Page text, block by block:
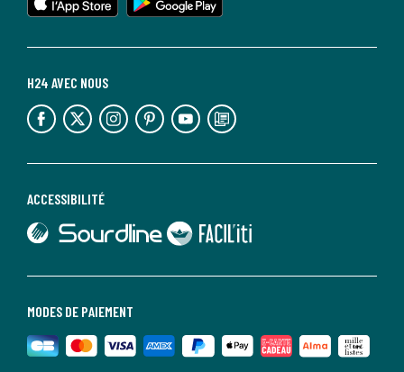
MODES DE PAIEMENT
ACCESSIBILITÉ
lien vers Sourdline
lien vers Faciliti
H24 AVEC NOUS
lien vers l'espace réseaux sociaux lien vers l'espace réseaux sociaux lien vers l'espace réseaux sociaux lien vers l'espace réseaux sociaux lien vers l'espace réseaux sociaux lien vers le blog la redoute